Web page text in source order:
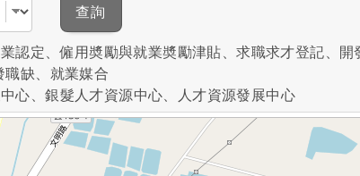
查詢
認定、僱用奬勵與就業奬勵津貼、求職求才登記、
缺、就業媒合
心、銀髮人才資源中心、人才資源發展中心